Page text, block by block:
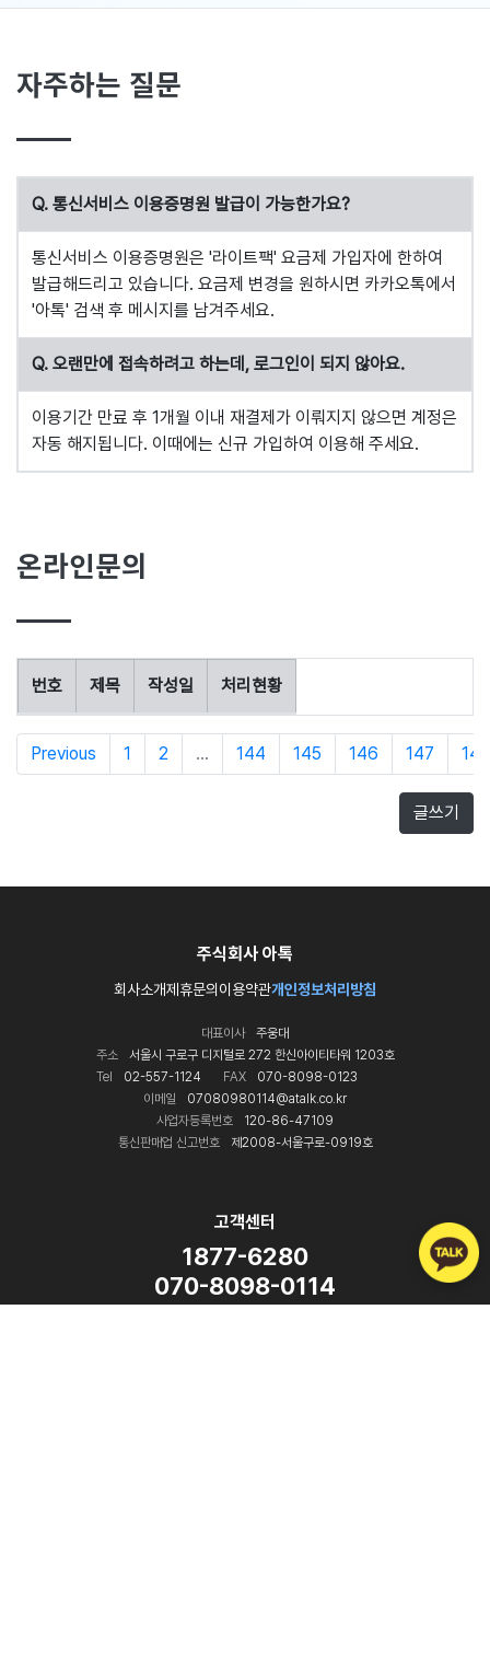
자주하는 질문
Q. 통신서비스 이용증명원 발급이 가능한가요?
통신서비스 이용증명원은 '라이트팩' 요금제 가입자에 한하여
발급해드리고 있습니다. 요금제 변경을 원하시면 카카오톡에서
'아톡' 검색 후 메시지를 남겨주세요.
Q. 오랜만에 접속하려고 하는데, 로그인이 되지 않아요.
이용기간 만료 후 1개월 이내 재결제가 이뤄지지 않으면 계정은
자동 해지됩니다. 이때에는 신규 가입하여 이용해 주세요.
온라인문의
번호 제목 작성일 처리현황
Previous 1 2 ... 144 145 146 147 148
글쓰기
주식회사 아톡
회사소개제휴문의 이용약관개인정보처리방침
대표이사
주웅대
주소
서울시 구로구 디지털로 272 한신아이티타워 1203호
Tel
02-557-1124 FAX
070-8098-0123
이메일
07080980114@atalk.co.kr
사업자등록번호
120-86-47109
통신판매업 신고번호
제2008-서울구로-0919호
고객센터
1877-6280
070-8098-0114